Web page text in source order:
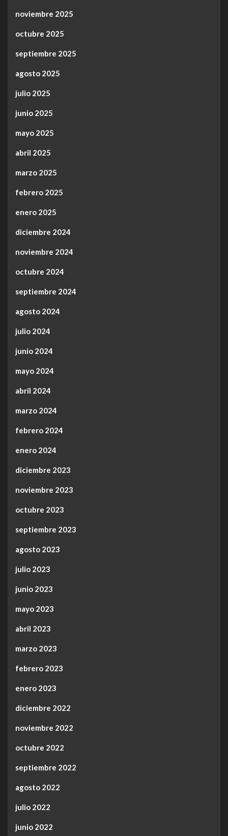
noviembre 2025
octubre 2025
septiembre 2025
agosto 2025
julio 2025
junio 2025
mayo 2025
abril 2025
marzo 2025
febrero 2025
enero 2025
diciembre 2024
noviembre 2024
octubre 2024
septiembre 2024
agosto 2024
julio 2024
junio 2024
mayo 2024
abril 2024
marzo 2024
febrero 2024
enero 2024
diciembre 2023
noviembre 2023
octubre 2023
septiembre 2023
agosto 2023
julio 2023
junio 2023
mayo 2023
abril 2023
marzo 2023
febrero 2023
enero 2023
diciembre 2022
noviembre 2022
octubre 2022
septiembre 2022
agosto 2022
julio 2022
junio 2022